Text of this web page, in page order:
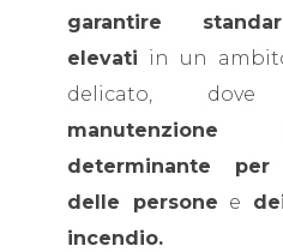
garantire
elevati in un
delicato,
determinante
delle persone e
incendio.